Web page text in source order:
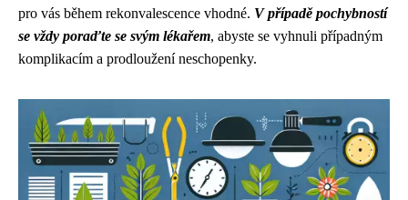
pro vás během rekonvalescence vhodné. V případě pochybností
se vždy poraďte se svým lékařem, abyste se vyhnuli případným
komplikacím a prodloužení neschopenky.